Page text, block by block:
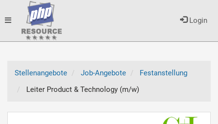
Login
Toggle
Stellenangebote
Job-Angebote
Festanstellung
Leiter Product & Technology (m/w)